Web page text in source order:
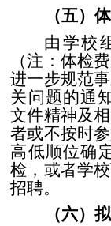
（五）
由学校
（注：体检
进一步规范
关问题的通
文件精神及
者或不按时
高低顺位确
检，或者学
招聘。
（六）